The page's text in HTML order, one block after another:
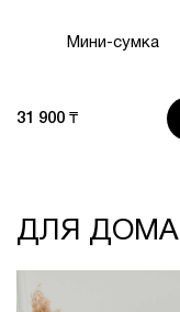
Мини-сумка
31 900 ₸
ДЛЯ ДОМА